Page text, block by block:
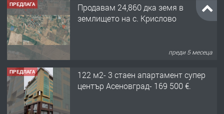
ПРЕДЛАГА
Продавам 24,860 дка земя в
землището на с. Крислово
преди 5 месеца
ПРЕДЛАГА
122 м2- 3 стаен апартамент супер
център Асеновград- 169 500 €.